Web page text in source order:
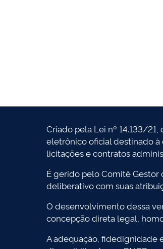
Criado pela Lei nº 14.133/
eletrônico oficial destinado
licitações e contratos
É gerido pelo Comitê
deliberativo com suas
O desenvolvimento dessa
concepção direta legal,
A adequação, fidedignidade